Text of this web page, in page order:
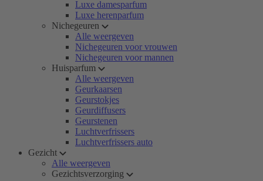
Luxe damesparfum
Luxe herenparfum
Nichegeuren
Alle weergeven
Nichegeuren voor vrouwen
Nichegeuren voor mannen
Huisparfum
Alle weergeven
Geurkaarsen
Geurstokjes
Geurdiffusers
Geurstenen
Luchtverfrissers
Luchtverfrissers auto
Gezicht
Alle weergeven
Gezichtsverzorging